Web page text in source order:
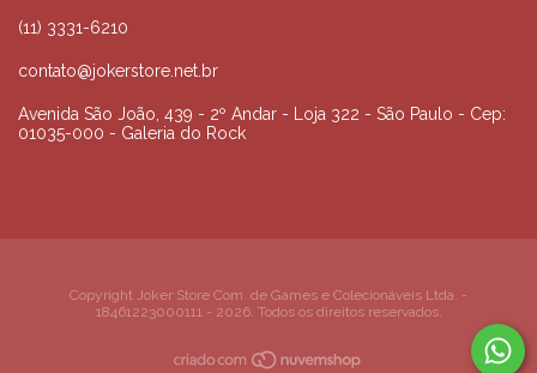
(11) 3331-6210
contato@jokerstore.net.br
Avenida São João, 439 - 2º Andar - Loja 322 - São Paulo - Cep:
01035-000 - Galeria do Rock
Copyright Joker Store Com. de Games e Colecionáveis Ltda. -
18461223000111 - 2026. Todos os direitos reservados.